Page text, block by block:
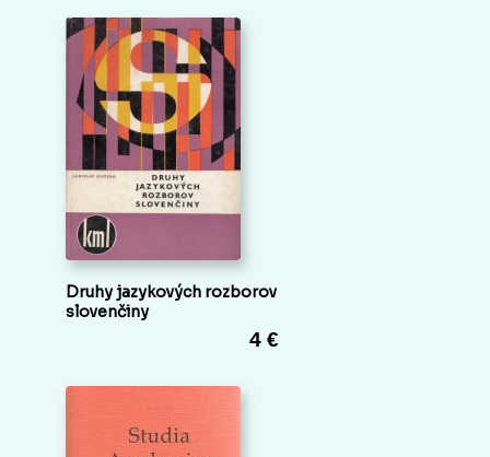
Druhy jazykových rozborov
slovenčiny
4 €